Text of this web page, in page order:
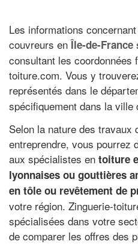
Les informations
couvreurs enÎle-de-France
consultant les coordonnées
toiture.com. Vous y
représentés dans le
spécifiquement dans la ville
Selon la nature des travaux
entreprendre, vous pourrez
aux spécialistes en toiture
lyonnaises ou gouttières
en tôle ou revêtement de
votre région. Zinguerie-
spécialisées dans votre
de comparer les offres des